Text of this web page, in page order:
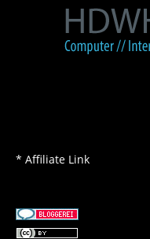
* Affiliate Link